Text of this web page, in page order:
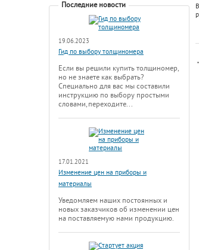
Последние новости
19.06.2023
Гид по выбору толщиномера
Если вы решили купить толщиномер,
но не знаете как выбрать?
Специально для вас мы составили
инструкцию по выбору простыми
словами, переходите...
17.01.2021
Изменение цен на приборы и
материалы
Уведомляем наших постоянных и
новых заказчиков об изменении цен
на поставляемую нами продукцию.